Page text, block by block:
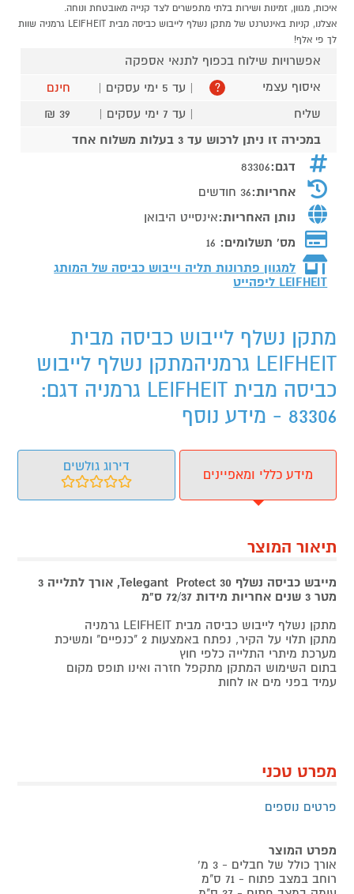
איכות, מגוון, זמינות ושירות בלתי מתפשרים לצד קנייה מאובטחת ונוחה.
אצלנו, קניות באינטרנט של מתקן נשלף לייבוש כביסה מבית LEIFHEIT גרמניה שוות
לך פי אלף!
אפשרויות שילוח בכפוף לתנאי אספקה
איסוף עצמי
? | עד 5 ימי עסקים |
חינם
שליח
| עד 7 ימי עסקים |
39 ₪
במכירה זו ניתן לרכוש עד 3 בעלות משלוח אחד
דגם:83306
אחריות:36 חודשים
נותן האחריות:אינסייט היבואן
מס' תשלומים: 16
למגוון פתרונות תליה וייבוש כביסה של המותג
LEIFHEIT ליפהייט
מתקן נשלף לייבוש כביסה מבית
LEIFHEIT גרמניהמתקן נשלף לייבוש
כביסה מבית LEIFHEIT גרמניה דגם:
83306 - מידע נוסף
מידע כללי ומאפיינים
דירוג גולשים
תיאור המוצר
מייבש כביסה נשלף 30 Telegant Protect, אורך לתלייה 3
מטר 3 שנים אחריות מידות 72/37 ס"מ
מתקן נשלף לייבוש כביסה מבית LEIFHEIT גרמניה
מתקן תלוי על הקיר, נפתח באמצעות 2 "כנפיים" ומשיכת
מערכת מיתרי התלייה כלפי חוץ
בתום השימוש המתקן מתקפל חזרה ואינו תופס מקום
עמיד בפני מים או לחות
מפרט טכני
פרטים נוספים
מפרט המוצר
אורך כולל של חבלים - 3 מ'
רוחב במצב פתוח - 71 ס"מ